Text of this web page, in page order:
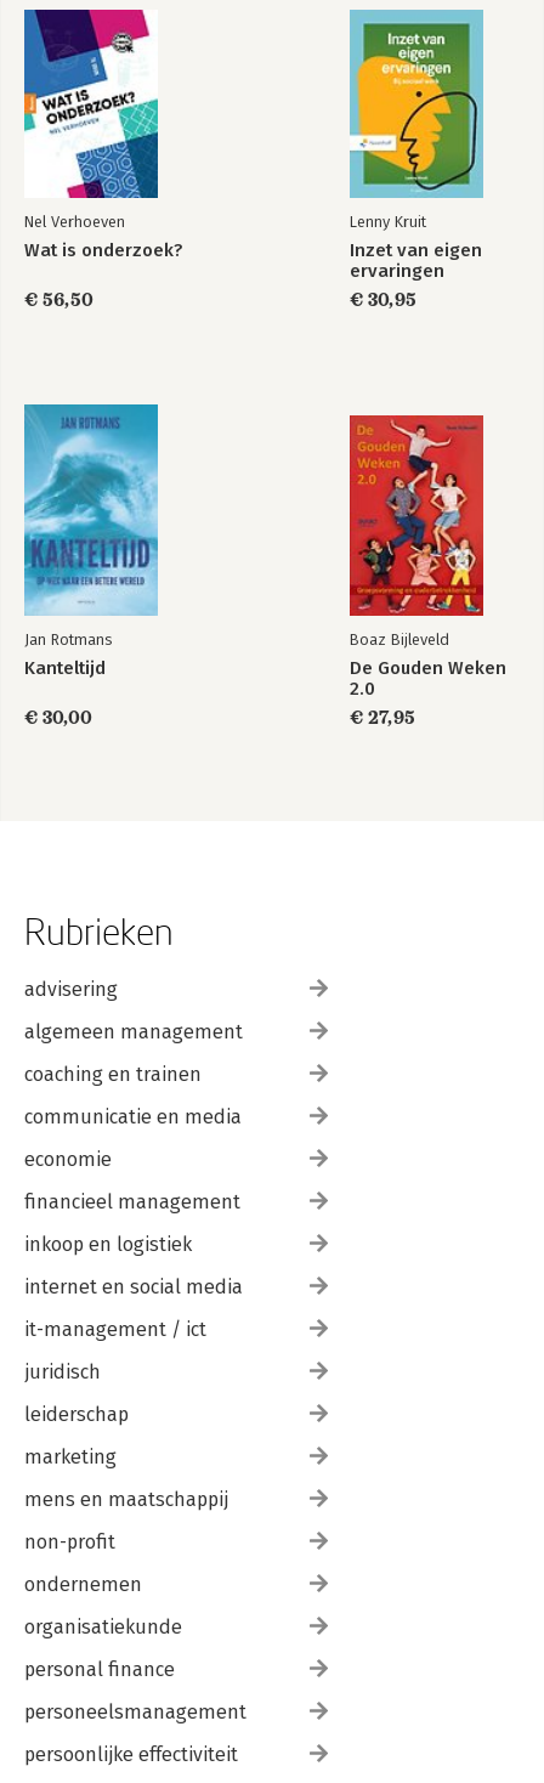
Rebellen in Athene 217
6. Merkels Europa 225
‘Wij zijn het volk’ 225
Opstand in het oosten 240
Het grote plan van Merkel en Macron 252
Epiloog 265
Dankwoord 275
Noten 277
Index 297
Nel Verhoeven
Wat is onderzoek?
€ 56,50
Lenny Kruit
Inzet van eigen
ervaringen
€ 30,95
Jan Rotmans
Kanteltijd
€ 30,00
Boaz Bijleveld
De Gouden Weken
2.0
€ 27,95
Rubrieken
advisering
algemeen management
coaching en trainen
communicatie en media
economie
financieel management
inkoop en logistiek
internet en social media
it-management / ict
juridisch
leiderschap
marketing
mens en maatschappij
non-profit
ondernemen
organisatiekunde
personal finance
personeelsmanagement
persoonlijke effectiviteit